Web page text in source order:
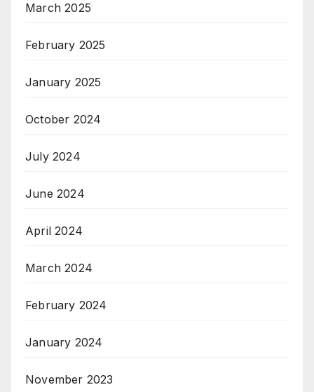
March 2025
February 2025
January 2025
October 2024
July 2024
June 2024
April 2024
March 2024
February 2024
January 2024
November 2023